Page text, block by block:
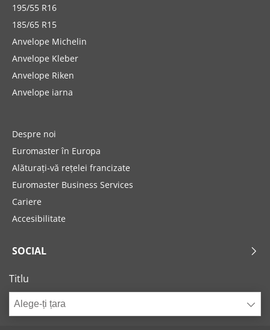
195/55 R16
185/65 R15
Anvelope Michelin
Anvelope Kleber
Anvelope Riken
Anvelope iarna
Despre noi
Euromaster în Europa
Alăturați-vă rețelei francizate
Euromaster Business Services
Cariere
Accesibilitate
SOCIAL
Titlu
Alege-ți țara